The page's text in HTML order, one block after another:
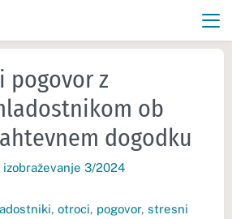
pogovor z
ob
dogodku
izobraževanje 3/2024
, otroci, pogovor, stresni